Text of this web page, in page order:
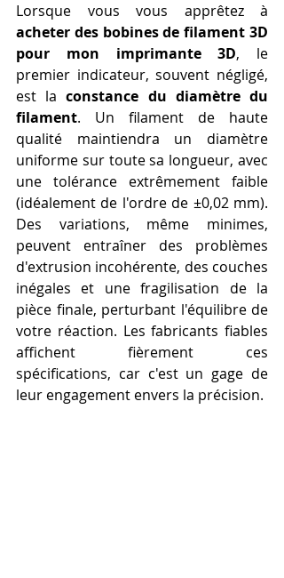
acheter des bobines de filament 3D
pour mon imprimante 3D, le
premier indicateur, souvent négligé,
est la constance du diamètre du
filament. Un filament de haute
qualité maintiendra un diamètre
uniforme sur toute sa longueur, avec
une tolérance extrêmement faible
(idéalement de l'ordre de ±0,02 mm).
Des variations, même minimes,
peuvent entraîner des problèmes
d'extrusion incohérente, des couches
inégales et une fragilisation de la
pièce finale, perturbant l'équilibre de
votre réaction. Les fabricants fiables
affichent fièrement ces
spécifications, car c'est un gage de
leur engagement envers la précision.